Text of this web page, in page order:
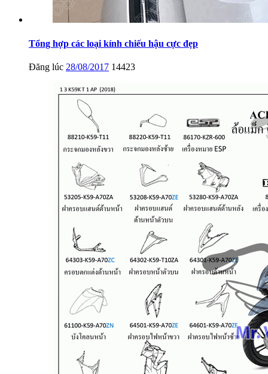
Tổng hợp các loại kính chiếu hậu cực đẹp
Đăng lúc 28/08/2017 14423